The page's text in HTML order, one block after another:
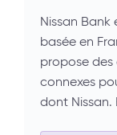
Nissan
basée en
propose des
connexes
dont Nissan.